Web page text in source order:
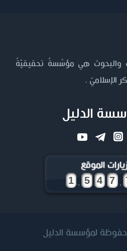
والبحوث هي مؤسّسةٌ تحقيقيّةٌ
الإسلاميّ .
الدليل
الموقع
, ,
لمؤسسة الدليل